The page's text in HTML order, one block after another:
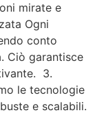
mirate e
Ogni
conto
Ciò garantisce
3.
le tecnologie
e scalabili.